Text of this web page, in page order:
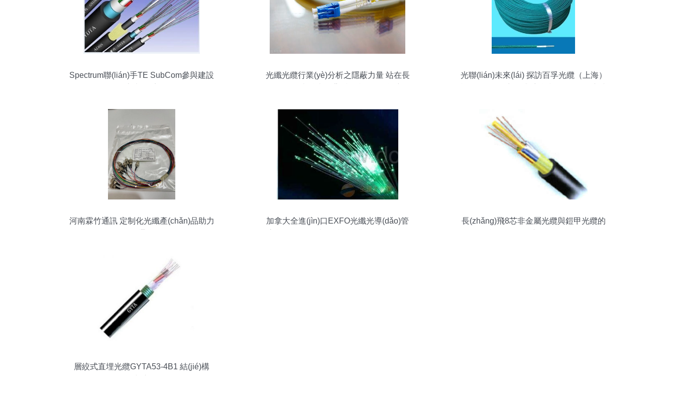
Spectrum聯(lián)手TE SubCom參與建設
光纖光纜行業(yè)分析之隱蔽力量 站在長
光聯(lián)未來(lái) 探訪百孚光纜（上海）
河南霖竹通訊 定制化光纖產(chǎn)品助力
加拿大全進(jìn)口EXFO光纖光導(dǎo)管
長(zhǎng)飛8芯非金屬光纜與鎧甲光纜的
層絞式直埋光纜GYTA53-4B1 結(jié)構